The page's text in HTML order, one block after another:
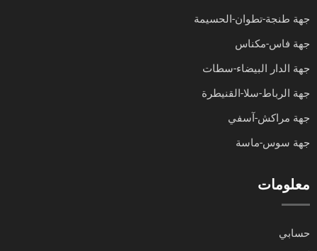
جهة طنجة-تطوان-الحسيمة
جهة فاس-مكناس
جهة الدار البيضاء-سطات
جهة الرباط-سلا-القنيطرة
جهة مراكش-آسفي
جهة سوس-ماسة
معلومات
حسابي